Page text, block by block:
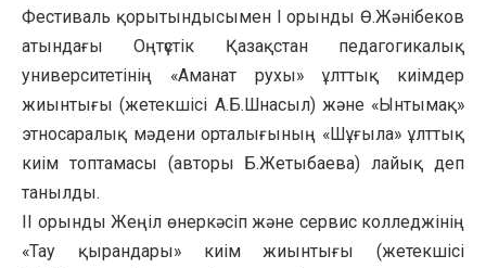
Фестиваль қорытындысымен I орынды Ө.Жәнібеков
атындағы Оңтүстік Қазақстан педагогикалық
университетінің «Аманат рухы» ұлттық киімдер
жиынтығы (жетекшісі А.Б.Шнасыл) және «Ынтымақ»
этносаралық мәдени орталығының «Шұғыла» ұлттық
киім топтамасы (авторы Б.Жетыбаева) лайық деп
танылды.
II орынды Жеңіл өнеркәсіп және сервис колледжінің
«Тау қырандары» киім жиынтығы (жетекшісі